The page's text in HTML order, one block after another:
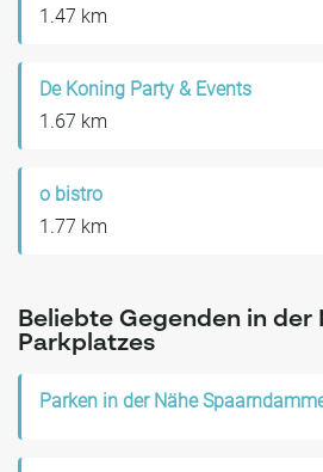
1.47 km
De Koning Party & Events
1.67 km
o bistro
1.77 km
Beliebte Gegenden in der
Parkplatzes
Parken in der Nähe